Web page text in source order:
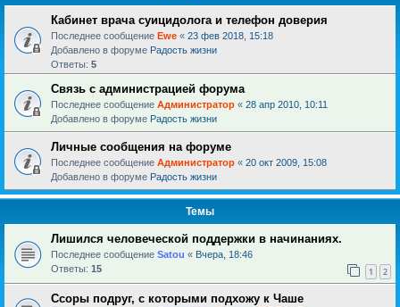
Кабинет врача суицидолога и телефон доверия
Последнее сообщение Ewe « 23 фев 2018, 15:18
Добавлено в форуме Радость жизни
Ответы: 5
Связь с администрацией форума
Последнее сообщение Администратор « 28 апр 2010, 10:11
Добавлено в форуме Радость жизни
Личные сообщения на форуме
Последнее сообщение Администратор « 20 окт 2009, 15:08
Добавлено в форуме Радость жизни
Темы
Лишился человеческой поддержки в начинаниях.
Последнее сообщение Satou « Вчера, 18:46
Ответы: 15 1 2
Ссоры подруг, с которыми подхожу к Чаше